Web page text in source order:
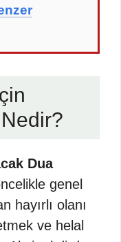
Dua
genel
hayırlı olanı
ve helal